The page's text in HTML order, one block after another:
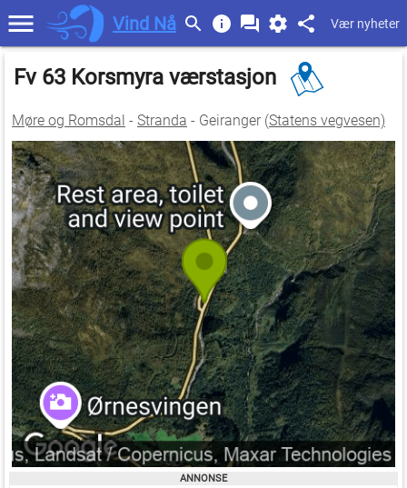
Vind Nå Vær nyheter
Fv 63 Korsmyra værstasjon
Møre og Romsdal - Stranda - Geiranger (Statens vegvesen)